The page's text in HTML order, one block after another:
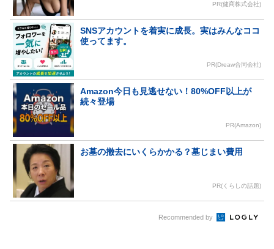
PR(健商株式会社)
SNSアカウントを着実に成長。実はみんなココ
使ってます。
PR(Dreaw合同会社)
Amazon今日も見逃せない！80%OFF以上が
続々登場
PR(Amazon)
お墓の撤去にいくらかかる？墓じまい費用
PR(くらしの話題)
Recommended by